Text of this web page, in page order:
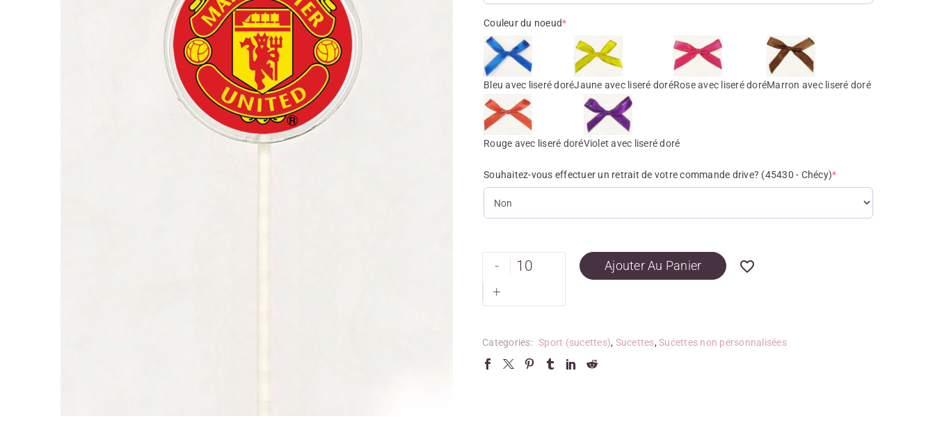
Couleur du noeud*
Bleu avec liseré doréJaune avec liseré doréRose avec liseré doréMarron avec liseré doré
Rouge avec liseré doréViolet avec liseré doré
Souhaitez-vous effectuer un retrait de votre commande drive? (45430 - Chécy)*
-
+
Ajouter Au Panier
Categories: Sport (sucettes), Sucettes, Sucettes non personnalisées